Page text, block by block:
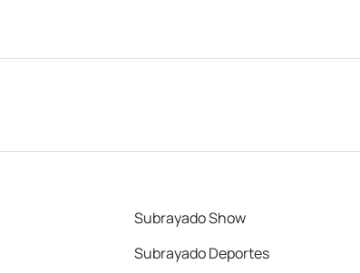
Subrayado Show
Subrayado Deportes